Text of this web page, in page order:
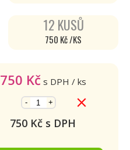
12 KUSŮ
750 Kč /KS
750 Kč s DPH / ks
- +
750 Kč s DPH